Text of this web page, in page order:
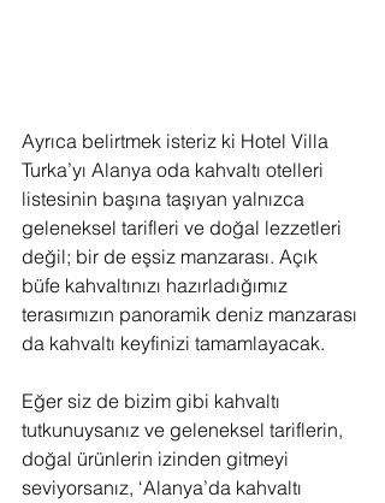
Ayrıca belirtmek isteriz ki Hotel Villa
Turka’yı Alanya oda kahvaltı otelleri
listesinin başına taşıyan yalnızca
geleneksel tarifleri ve doğal lezzetleri
değil; bir de eşsiz manzarası. Açık
büfe kahvaltınızı hazırladığımız
terasımızın panoramik deniz manzarası
da kahvaltı keyfinizi tamamlayacak.
Eğer siz de bizim gibi kahvaltı
tutkunuysanız ve geleneksel tariflerin,
doğal ürünlerin izinden gitmeyi
seviyorsanız, ‘Alanya’da kahvaltı